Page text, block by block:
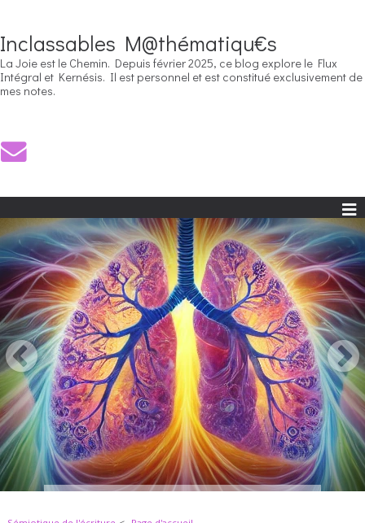
Inclassables M@thématiqu€s
La Joie est le Chemin. Depuis février 2025, ce blog explore le Flux
Intégral et Kernésis. Il est personnel et est constitué exclusivement de
mes notes.